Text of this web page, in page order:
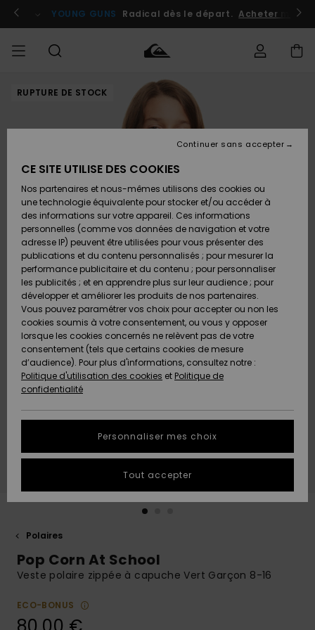
l'information
le
Se connecter / s'inscrire
YOUNG GUNS Radical dès le départ. Acheter
HOMME Vêtements
Chaussures
& Tongs
Surf
Snow
Nouveautés
A
Découvrir
Vêtements
Chaussures
& Tongs
Surf
Snow
Nouveautés
A
Découvrir
FEMME
Shop
A
Découvrir
Snow
SURF
Surf
Shop
Homme
Surf
Shop
Enfant
Highlights
Communauté
SNOW
Snow
Shop
Homme
Snow
Shop
Enfant
Snow
Shop
Femme
A
Découvrir
Communauté
OUTLET
Outlet
Homme
Enfant
Outlet
Femme
AIDE &
CONTACT
Accéder à
commande
Retours
Paiement
Carte
Cadeau
Quiksilver
Freedom
Protection
des
tailles
conversation
plus rapide
à votre
question.
MAGASINS
QUIKSILVER
RUPTURE DE STOCK
Polaires
Pop Corn At School
Veste polaire zippée à capuche Vert Garçon 8-16
ECO-BONUS
CE SITE UTILISE DES COOKIES
Nos partenaires et nous-mêmes utilisons des cookies ou
une technologie équivalente pour stocker et/ou accéder à
des informations sur votre appareil. Ces informations
personnelles (comme vos données de navigation et votre
adresse IP) peuvent être utilisées pour vous présenter des
publications et du contenu personnalisés ; pour mesurer la
performance publicitaire et du contenu ; pour personnaliser
les publicités ; et en apprendre plus sur leur audience ; pour
développer et améliorer les produits de nos partenaires.
Vous pouvez paramétrer vos choix pour accepter ou non les
cookies soumis à votre consentement, ou vous y opposer
lorsque les cookies concernés ne relèvent pas de votre
consentement (tels que certains cookies de mesure
d’audience). Pour plus d'informations, consultez notre :
Politique d'utilisation des cookies et Politique de
confidentialité
Personnaliser mes choix
Continuer sans accepter
Tout accepter